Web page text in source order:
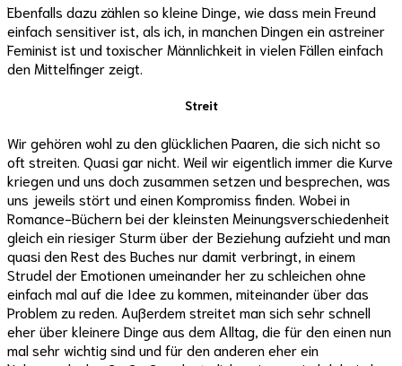
Ebenfalls dazu zählen so kleine Dinge, wie dass mein Freund
einfach sensitiver ist, als ich, in manchen Dingen ein astreiner
Feminist ist und toxischer Männlichkeit in vielen Fällen einfach
den Mittelfinger zeigt.
Streit
Wir gehören wohl zu den glücklichen Paaren, die sich nicht so
oft streiten. Quasi gar nicht. Weil wir eigentlich immer die Kurve
kriegen und uns doch zusammen setzen und besprechen, was
uns jeweils stört und einen Kompromiss finden. Wobei in
Romance-Büchern bei der kleinsten Meinungsverschiedenheit
gleich ein riesiger Sturm über der Beziehung aufzieht und man
quasi den Rest des Buches nur damit verbringt, in einem
Strudel der Emotionen umeinander her zu schleichen ohne
einfach mal auf die Idee zu kommen, miteinander über das
Problem zu reden. Außerdem streitet man sich sehr schnell
eher über kleinere Dinge aus dem Alltag, die für den einen nun
mal sehr wichtig sind und für den anderen eher ein